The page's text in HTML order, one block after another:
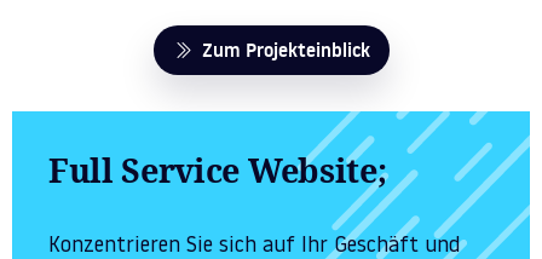
Zum Projekteinblick
Full Service Website;
Konzentrieren Sie sich auf Ihr Geschäft und